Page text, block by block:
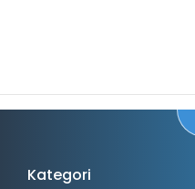
Kategori